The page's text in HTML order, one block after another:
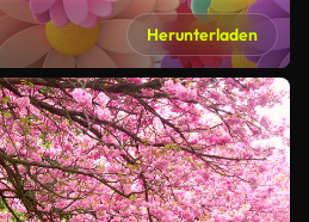
Herunterladen